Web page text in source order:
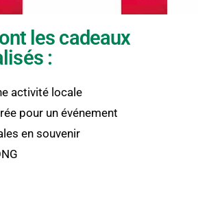
les cadeaux
:
activité locale
pour un événement
en souvenir